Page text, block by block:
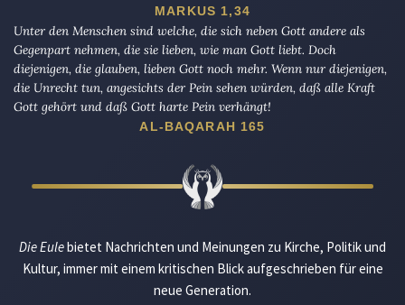
MARKUS 1,34
Unter den Menschen sind welche, die sich neben Gott andere als
Gegenpart nehmen, die sie lieben, wie man Gott liebt. Doch
diejenigen, die glauben, lieben Gott noch mehr. Wenn nur diejenigen,
die Unrecht tun, angesichts der Pein sehen würden, daß alle Kraft
Gott gehört und daß Gott harte Pein verhängt!
AL-BAQARAH 165
Die Eulebietet Nachrichten und Meinungen zu Kirche, Politik und
Kultur, immer mit einem kritischen Blick aufgeschrieben für eine
neue Generation.